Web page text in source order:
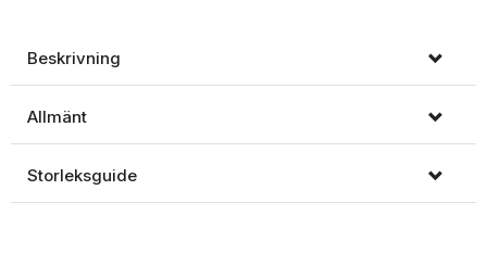
Beskrivning
Allmänt
Storleksguide